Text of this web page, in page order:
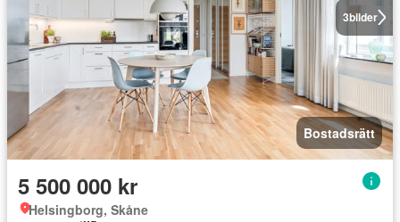
3bilder
Bostadsrätt
5 500 000 kr
Helsingborg, Skåne